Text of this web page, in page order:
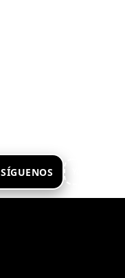
SÍGUENOS